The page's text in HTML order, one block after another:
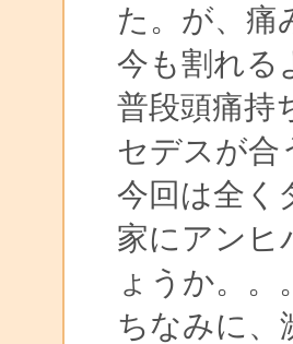
た。が、痛
今も割れる
普段頭痛持
セデスが合
今回は全く
家にアンヒ
ょうか。。。
ちなみに、